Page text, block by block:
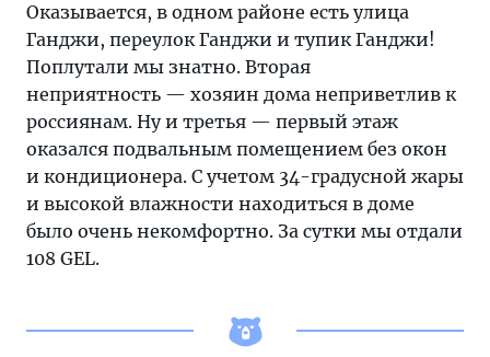
Оказывается, в одном районе есть улица
Ганджи, переулок Ганджи и тупик Ганджи!
Поплутали мы знатно. Вторая
неприятность — хозяин дома неприветлив к
россиянам. Ну и третья — первый этаж
оказался подвальным помещением без окон
и кондиционера. С учетом 34-градусной жары
и высокой влажности находиться в доме
было очень некомфортно. За сутки мы отдали
108 GEL.